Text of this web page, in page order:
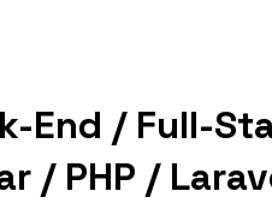
End / Full-
/ PHP /